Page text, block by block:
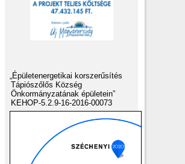
„Épületenergetikai korszerűsítés
Tápiószőlős Község
Önkormányzatának épületein”
KEHOP-5.2.9-16-2016-00073